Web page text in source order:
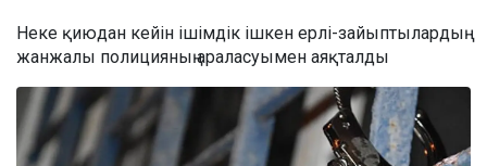
Неке қиюдан кейін ішімдік ішкен ерлі-зайыптылардың
жанжалы полицияның араласуымен аяқталды